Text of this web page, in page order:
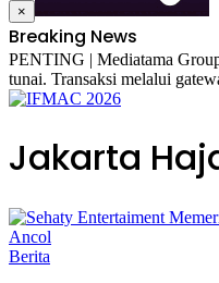
×
Breaking News
PENTING | Mediatama
tunai. Transaksi melalui
Jakarta
Berita